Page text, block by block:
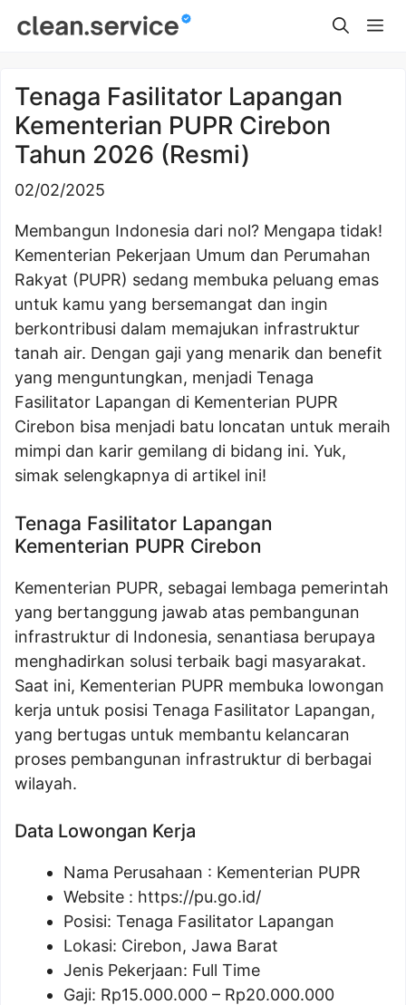
Tenaga Fasilitator Lapangan
Kementerian PUPR Cirebon
Tahun 2026 (Resmi)
02/02/2025
Membangun Indonesia dari nol? Mengapa tidak!
Kementerian Pekerjaan Umum dan Perumahan
Rakyat (PUPR) sedang membuka peluang emas
untuk kamu yang bersemangat dan ingin
berkontribusi dalam memajukan infrastruktur
tanah air. Dengan gaji yang menarik dan benefit
yang menguntungkan, menjadi Tenaga
Fasilitator Lapangan di Kementerian PUPR
Cirebon bisa menjadi batu loncatan untuk meraih
mimpi dan karir gemilang di bidang ini. Yuk,
simak selengkapnya di artikel ini!
Tenaga Fasilitator Lapangan
Kementerian PUPR Cirebon
Kementerian PUPR, sebagai lembaga pemerintah
yang bertanggung jawab atas pembangunan
infrastruktur di Indonesia, senantiasa berupaya
menghadirkan solusi terbaik bagi masyarakat.
Saat ini, Kementerian PUPR membuka lowongan
kerja untuk posisi Tenaga Fasilitator Lapangan,
yang bertugas untuk membantu kelancaran
proses pembangunan infrastruktur di berbagai
wilayah.
Data Lowongan Kerja
Nama Perusahaan : Kementerian PUPR
Website : https://pu.go.id/
Posisi: Tenaga Fasilitator Lapangan
Lokasi: Cirebon, Jawa Barat
Jenis Pekerjaan: Full Time
Gaji: Rp15.000.000 – Rp20.000.000